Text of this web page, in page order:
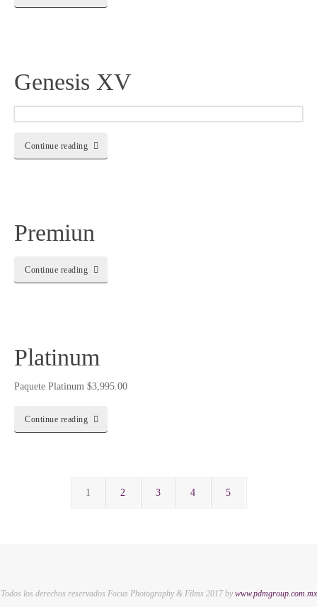
Genesis XV
Continue reading
Premiun
Continue reading
Platinum
Paquete Platinum $3,995.00
Continue reading
1 2 3 4 5
Todos los derechos reservados Focus Photography & Films 2017 by www.pdmgroup.com.mx